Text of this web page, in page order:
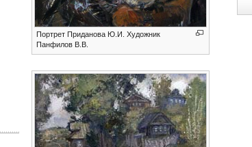
Портрет Приданова Ю.И. Художник
Панфилов В.В.